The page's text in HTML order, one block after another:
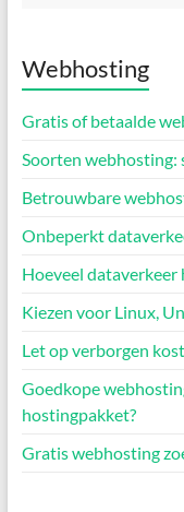
Webhosting
Gratis of betaalde
Soorten webhosting:
Betrouwbare
Onbeperkt
Hoeveel dataverkeer
Kiezen voor Linux,
Let op verborgen
Goedkope
hostingpakket?
Gratis webhosting